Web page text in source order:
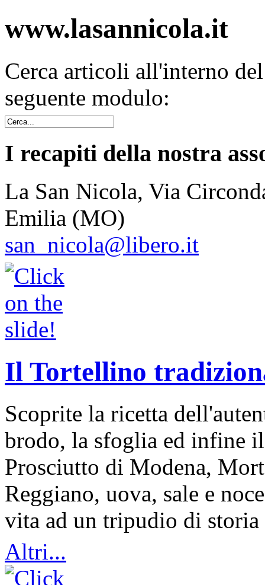
www.lasannicola.it
Cerca articoli all'interno
seguente modulo:
I recapiti della nostra
La San Nicola, Via
Emilia (MO)
san_nicola@libero.it
Il Tortellino
Scoprite la ricetta
brodo, la sfoglia ed infine
Prosciutto di Modena,
Reggiano, uova, sale e
vita ad un tripudio di storia
Altri...